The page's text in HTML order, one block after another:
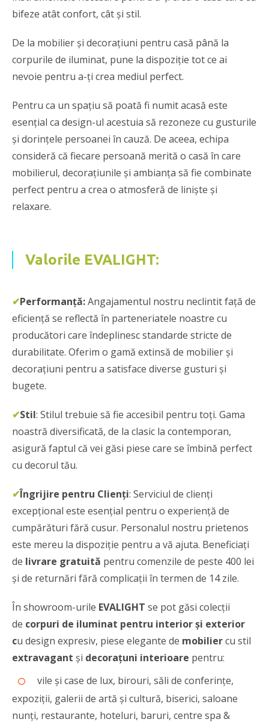
bifeze atât confort, cât și stil.
De la mobilier și decorațiuni pentru casă până la
corpurile de iluminat, pune la dispoziție tot ce ai
nevoie pentru a-ți crea mediul perfect.
Pentru ca un spațiu să poată fi numit acasă este
esențial ca design-ul acestuia să rezoneze cu gusturile
și dorințele persoanei în cauză. De aceea, echipa
consideră că fiecare persoană merită o casă în care
mobilierul, decorațiunile și ambianța să fie combinate
perfect pentru a crea o atmosferă de liniște și
relaxare.
Valorile EVALIGHT:
✔Performanţă:Angajamentul nostru neclintit față de
eficienţă se reflectă în parteneriatele noastre cu
producători care îndeplinesc standarde stricte de
durabilitate. Oferim o gamă extinsă de mobilier și
decorațiuni pentru a satisface diverse gusturi și
bugete.
✔Stil: Stilul trebuie să fie accesibil pentru toți. Gama
noastră diversificată, de la clasic la contemporan,
asigură faptul că vei găsi piese care se îmbină perfect
cu decorul tău.
✔Îngrijire pentru Clienți: Serviciul de clienți
excepțional este esențial pentru o experiență de
cumpărături fără cusur. Personalul nostru prietenos
este mereu la dispoziție pentru a vă ajuta. Beneficiați
de livrare gratuită pentru comenzile de peste 400 lei
și de returnări fără complicații în termen de 14 zile.
În showroom-urile EVALIGHT se pot găsi colecții
de corpuri de iluminat pentru interior și exterior
cu design expresiv, piese elegante de mobiliercu stil
extravagant și decorațuni interioare pentru:
vile și case de lux, birouri, săli de conferințe,
expoziții, galerii de artă și cultură, biserici, saloane
nunți, restaurante, hoteluri, baruri, centre spa &